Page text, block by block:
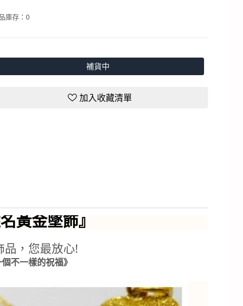
庫存：0
補貨中
加入收藏清單
黃金墜飾』
，您最放心!
不一樣的祝福》